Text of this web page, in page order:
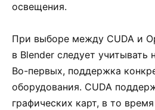
освещения.
При выборе между CUDA и
в Blender следует учитывать
Во-первых, поддержка
оборудования. CUDA
графических карт, в то